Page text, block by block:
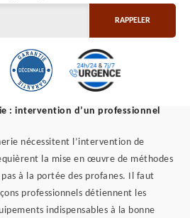
: intervention d’un professionnel
nécessitent l’intervention de
la mise en œuvre de méthodes
à la portée des profanes. Il faut
professionnels détiennent les
indispensables à la bonne